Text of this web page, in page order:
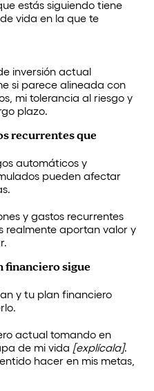
estás siguiendo tiene
vida en la que te
inversión actual
si parece alineada con
mi tolerancia al riesgo y
plazo.
recurrentes que
automáticos y
pueden afectar
y gastos recurrentes
realmente aportan valor y
financiero sigue
y tu plan financiero
actual tomando en
de mi vida [explícala].
hacer en mis metas,